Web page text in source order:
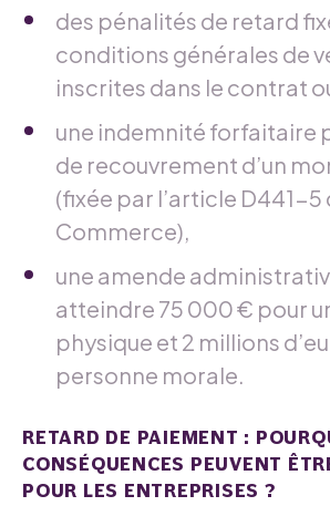
des pénalités de retard
conditions générales de
inscrites dans le contrat
une indemnité forfaitaire
de recouvrement d’un
(fixée par l’article D441-5
Commerce),
une amende
atteindre 75 000 € pour
physique et 2 millions
personne morale.
RETARD DE PAIEMENT :
CONSÉQUENCES PEUVENT
POUR LES ENTREPRISES ?